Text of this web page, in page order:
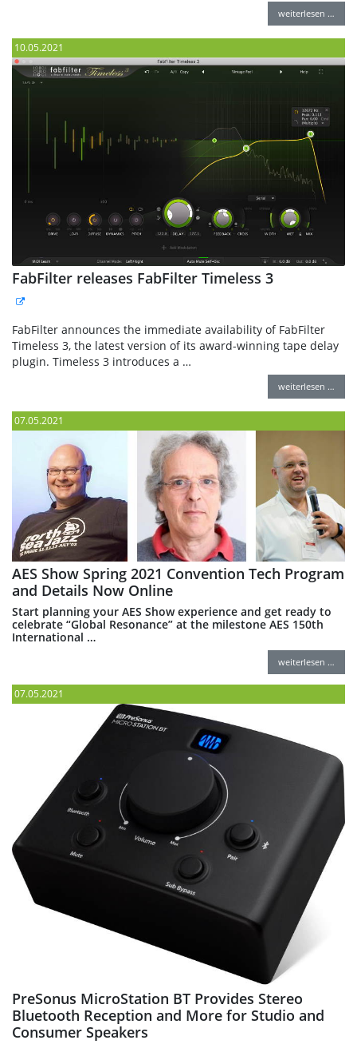
weiterlesen …
10.05.2021
FabFilter releases FabFilter Timeless 3
FabFilter announces the immediate availability of FabFilter
Timeless 3, the latest version of its award-winning tape delay
plugin. Timeless 3 introduces a …
weiterlesen …
07.05.2021
AES Show Spring 2021 Convention Tech Program
and Details Now Online
Start planning your AES Show experience and get ready to
celebrate “Global Resonance” at the milestone AES 150th
International …
weiterlesen …
07.05.2021
PreSonus MicroStation BT Provides Stereo
Bluetooth Reception and More for Studio and
Consumer Speakers